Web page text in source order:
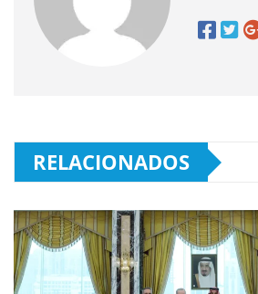
RELACIONADOS